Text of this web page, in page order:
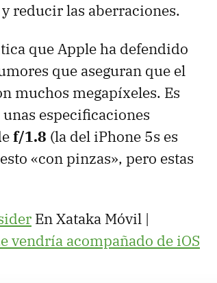
reducir las aberraciones.
que Apple ha defendido
que aseguran que el
muchos megapíxeles. Es
especificaciones
f/1.8 (la del iPhone 5s es
«con pinzas», pero estas
En Xataka Móvil |
vendría acompañado de iOS